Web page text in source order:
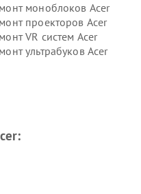
моноблоков Acer
проекторов Acer
VR систем Acer
ультрабуков Acer